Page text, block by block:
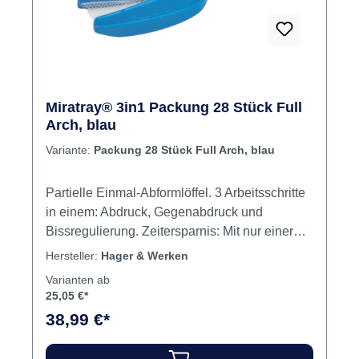
Miratray® 3in1 Packung 28 Stück Full
Arch, blau
Variante: Packung 28 Stück Full Arch, blau